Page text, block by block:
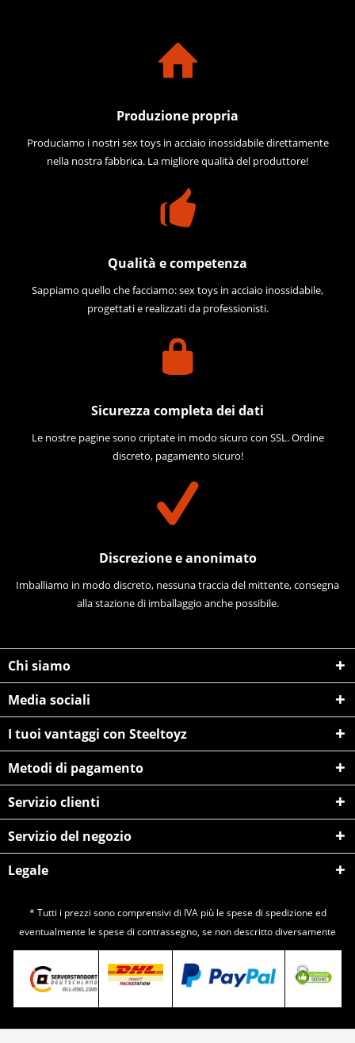
Produzione propria
Produciamo i nostri sex toys in acciaio inossidabile direttamente
nella nostra fabbrica. La migliore qualità del produttore!
Qualità e competenza
Sappiamo quello che facciamo: sex toys in acciaio inossidabile,
progettati e realizzati da professionisti.
Sicurezza completa dei dati
Le nostre pagine sono criptate in modo sicuro con SSL. Ordine
discreto, pagamento sicuro!
Discrezione e anonimato
Imballiamo in modo discreto, nessuna traccia del mittente, consegna
alla stazione di imballaggio anche possibile.
Chi siamo
Media sociali
I tuoi vantaggi con Steeltoyz
Metodi di pagamento
Servizio clienti
Servizio del negozio
Legale
* Tutti i prezzi sono comprensivi di IVA più le spese di spedizione ed
eventualmente le spese di contrassegno, se non descritto diversamente